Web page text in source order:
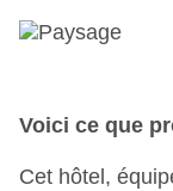
Voici ce que
Cet hôtel,